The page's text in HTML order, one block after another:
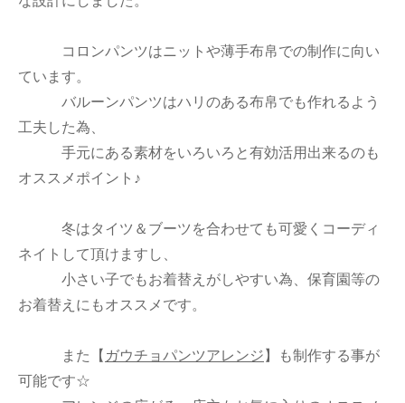
コロンパンツはニットや薄手布帛での制作に向い
ています。
バルーンパンツはハリのある布帛でも作れるよう
工夫した為、
手元にある素材をいろいろと有効活用出来るのも
オススメポイント♪
冬はタイツ＆ブーツを合わせても可愛くコーディ
ネイトして頂けますし、
小さい子でもお着替えがしやすい為、保育園等の
お着替えにもオススメです。
また 【 ガウチョパンツアレンジ 】
も制作する事が
可能です☆